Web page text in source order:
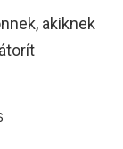
akiknek